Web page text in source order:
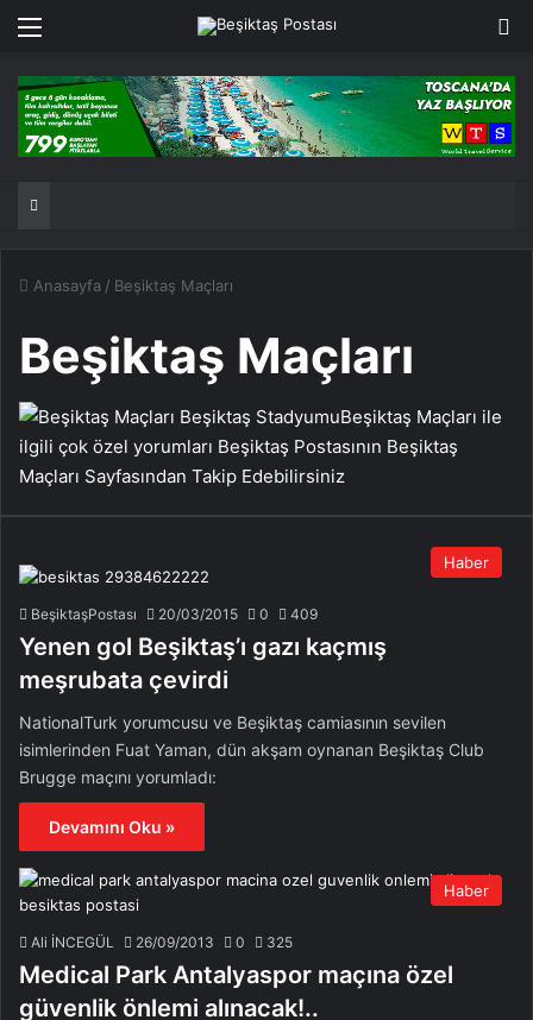
Menü
Anasayfa / Beşiktaş Maçları
Beşiktaş Maçları
Beşiktaş Maçları ile
ilgili çok özel yorumları Beşiktaş Postasının Beşiktaş
Maçları Sayfasından Takip Edebilirsiniz
Haber
BeşiktaşPostası 20/03/2015 0 409
Yenen gol Beşiktaş’ı gazı kaçmış
meşrubata çevirdi
NationalTurk yorumcusu ve Beşiktaş camiasının sevilen
isimlerinden Fuat Yaman, dün akşam oynanan Beşiktaş Club
Brugge maçını yorumladı:
Devamını Oku »
Haber
Ali İNCEGÜL 26/09/2013 0 325
Medical Park Antalyaspor maçına özel
güvenlik önlemi alınacak!..